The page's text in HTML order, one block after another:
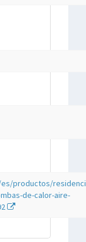
productos/
de-calor-aire-